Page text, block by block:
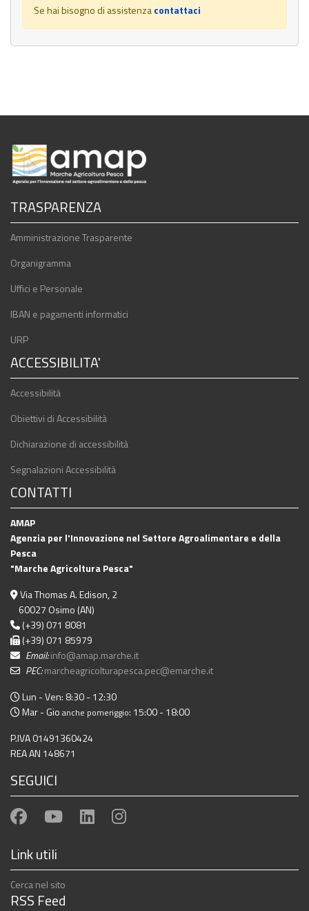
Se hai bisogno di assistenzacontattaci
TRASPARENZA
Amministrazione Trasparente
Organigramma
Uffici e Personale
IBAN e pagamenti informatici
URP
ACCESSIBILITA'
Accessibilità
Obiettivi di Accessibilità
Dichiarazione di accessibilità
Segnalazioni Accessibilità
CONTATTI
AMAP
Agenzia per l'Innovazione nel Settore Agroalimentare e della
Pesca
"Marche Agricoltura Pesca"
Via Thomas A. Edison, 2
60027 Osimo (AN)
(+39) 071 8081
(+39) 071 85979
Email:info@amap.marche.it
PEC:marcheagricolturapesca.pec@emarche.it
Lun - Ven: 8:30 - 12:30
Mar - Gio anche pomeriggio: 15:00 - 18:00
P.IVA 01491360424
REA AN 148671
SEGUICI
Link utili
Cerca nel sito
RSS Feed